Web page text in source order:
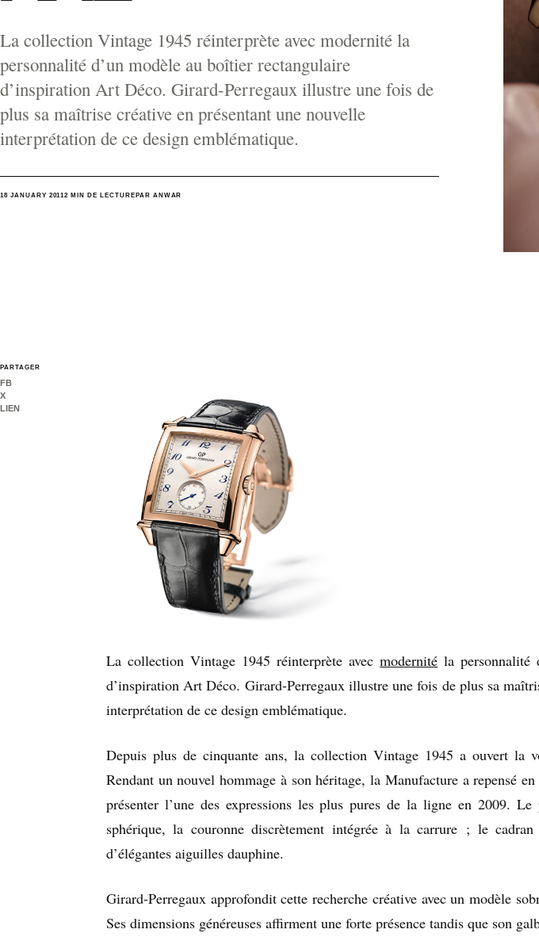
La collection Vintage 1945 réinterprète avec modernité la
personnalité d’un modèle au boîtier rectangulaire
d’inspiration Art Déco. Girard-Perregaux illustre une fois de
plus sa maîtrise créative en présentant une nouvelle
interprétation de ce design emblématique.
18 JANUARY 20112 MIN DE LECTURE PAR ANWAR
PARTAGER
FB
X
LIEN
La collection Vintage 1945 réinterprète avecmodernité la personnalité
d’inspiration Art Déco. Girard-Perregaux illustre une fois de plus sa
interprétation de ce design emblématique.
Depuis plus de cinquante ans, la collection Vintage 1945 a ouvert la
Rendant un nouvel hommage à son héritage, la Manufacture a repensé
présenter l’une des expressions les plus pures de la ligne en 2009.
sphérique, la couronne discrètement intégrée à la carrure ; le
d’élégantes aiguilles dauphine.
Girard-Perregaux approfondit cette recherche créative avec un modèle
Ses dimensions généreuses affirment une forte présence tandis que son